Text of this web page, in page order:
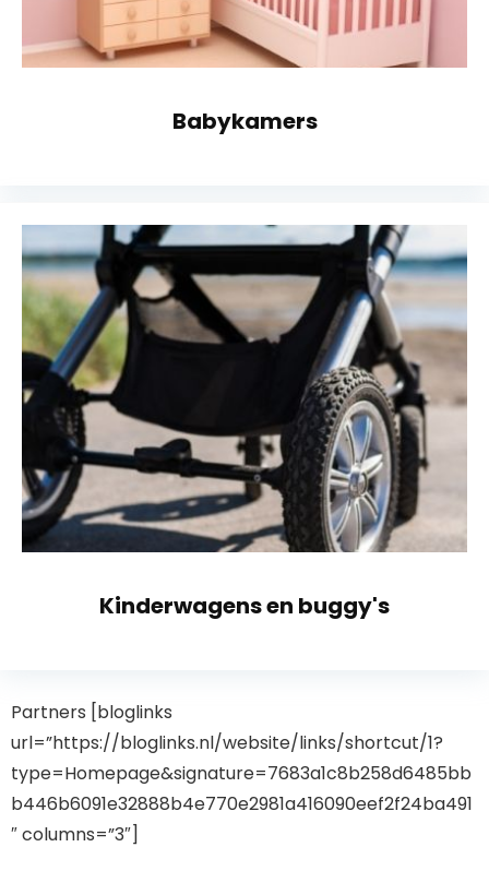
Babykamers
Kinderwagens en buggy's
Partners [bloglinks
url=”https://bloglinks.nl/website/links/shortcut/1?
type=Homepage&signature=7683a1c8b258d6485bb
b446b6091e32888b4e770e2981a416090eef2f24ba491
″ columns=”3″]